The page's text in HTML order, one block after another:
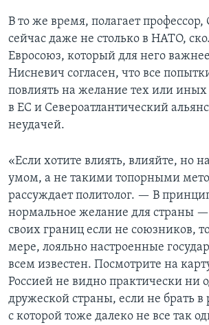
В то же время, полагает профессор,
сейчас даже не столько в НАТО,
Евросоюз, который для него
Нисневич согласен, что все
повлиять на желание тех или иных
в ЕС и Североатлантический
неудачей.
«Если хотите влиять, влияйте, но
умом, а не такими топорными
рассуждает политолог. — В
нормальное желание для страны
своих границ если не союзников,
мере, лояльно настроенные
всем известен. Посмотрите на
Россией не видно практически ни
дружеской страны, если не брать в
с которой тоже далеко не все так